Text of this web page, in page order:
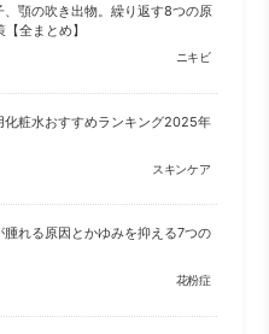
、顎の吹き出物。繰り返す8つの原
全まとめ】
ニキビ
化粧水おすすめランキング2025年
スキンケア
腫れる原因とかゆみを抑える7つの
花粉症